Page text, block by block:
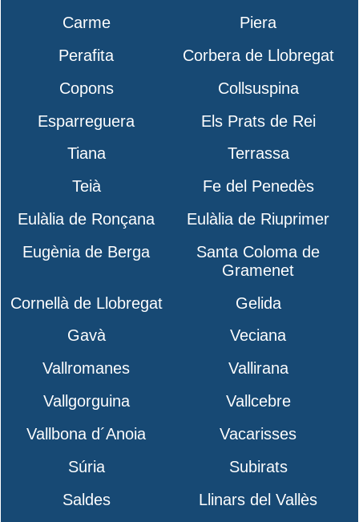
Carme
Piera
Perafita
Corbera de Llobregat
Copons
Collsuspina
Esparreguera
Els Prats de Rei
Tiana
Terrassa
Teià
Fe del Penedès
Eulàlia de Ronçana
Eulàlia de Riuprimer
Eugènia de Berga
Santa Coloma de
Gramenet
Cornellà de Llobregat
Gelida
Gavà
Veciana
Vallromanes
Vallirana
Vallgorguina
Vallcebre
Vallbona d´Anoia
Vacarisses
Súria
Subirats
Saldes
Llinars del Vallès